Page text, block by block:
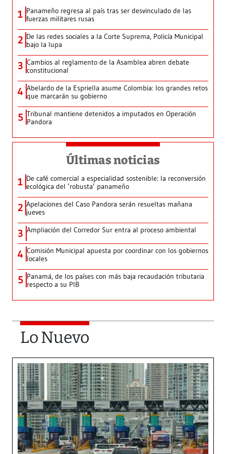
1 Panameño regresa al país tras ser desvinculado de las
fuerzas militares rusas
2 De las redes sociales a la Corte Suprema, Policía Municipal
bajo la lupa
3 Cambios al reglamento de la Asamblea abren debate
constitucional
4 Abelardo de la Espriella asume Colombia: los grandes retos
que marcarán su gobierno
5 Tribunal mantiene detenidos a imputados en Operación
Pandora
Últimas noticias
1 De café comercial a especialidad sostenible: la reconversión
ecológica del ‘robusta’ panameño
2 Apelaciones del Caso Pandora serán resueltas mañana
jueves
3 Ampliación del Corredor Sur entra al proceso ambiental
4 Comisión Municipal apuesta por coordinar con los gobiernos
locales
5 Panamá, de los países con más baja recaudación tributaria
respecto a su PIB
Lo Nuevo